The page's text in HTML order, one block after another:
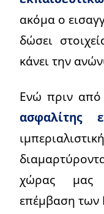
ακόμα ο
δώσει
κάνει την
Ενώ πριν από
ασφαλίτης
χώρας μας
επέμβαση